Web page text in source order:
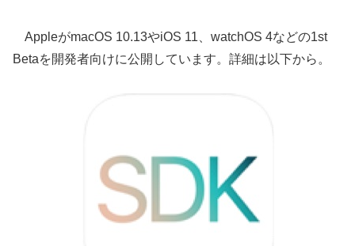
AppleがmacOS 10.13やiOS 11、watchOS 4などの1st
Betaを開発者向けに公開しています。詳細は以下から。